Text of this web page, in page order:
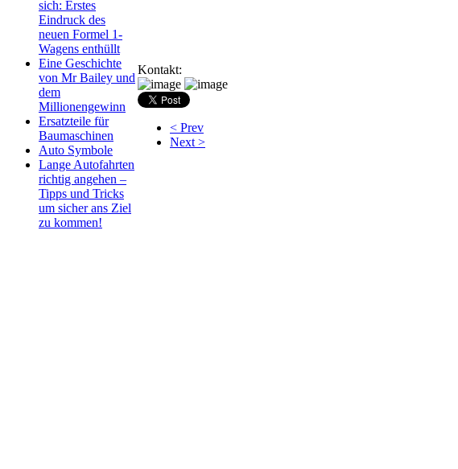
sich: Erstes
Eindruck des
neuen Formel 1-
Wagens enthüllt
Eine Geschichte
von Mr Bailey und
dem
Millionengewinn
Ersatzteile für
Baumaschinen
Auto Symbole
Lange Autofahrten
richtig angehen –
Tipps und Tricks
um sicher ans Ziel
zu kommen!
Kontakt:
< Prev
Next >